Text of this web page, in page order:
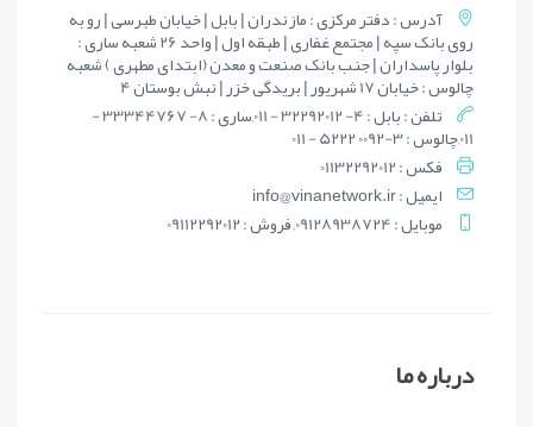
آدرس : دفتر مرکزی : مازندران | بابل | خیابان طبرسی | رو به
روی بانک سپه | مجتمع غفاری | طبقه اول | واحد 26 شعبه ساری :
بلوار پاسداران | جنب بانک صنعت و معدن (ابتدای مطهری ) شعبه
چالوس : خیابان 17 شهریور | بریدگی خزر | نبش بوستان 4
تلفن : بابل : 4- 32292012 - 011,ساری : 8- 33344767 -
011,چالوس : 3-0092 5222 - 011
فکس : 01132292012
ايميل : info@vinanetwork.ir
موبايل : 09128938724, فروش : 09112292012
درباره ما